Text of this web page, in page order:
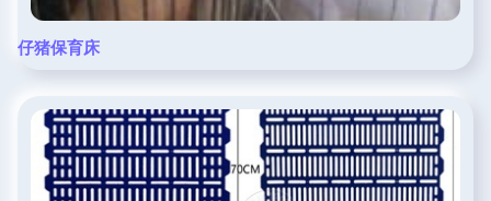
仔猪保育床